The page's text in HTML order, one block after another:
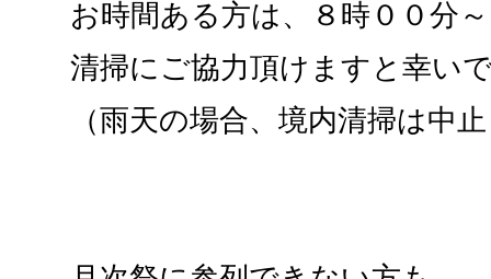
お時間ある方は、８時００分
清掃にご協力頂けますと幸い
（雨天の場合、境内清掃は中